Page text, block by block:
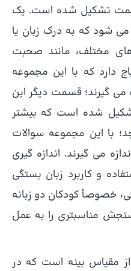
تشکیل شده است. یک
­شود که به درک زبان یا
مختلف، مانند صحبت
دارد که با این مجموعه
می ­گیرند؛ قسمت دیگر این
شده است که بیشتر
با این مجموعه سوالات
می­ گیرند. اندازه­ گیری
و کاربرد زبان بستگی
خصوصاً کودکان دو زبانه
مناسبتری را به عمل
مقیاس بینه است که در